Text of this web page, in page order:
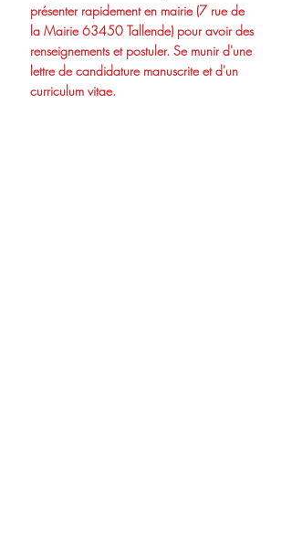
présenter rapidement en mairie (7 rue de
la Mairie 63450 Tallende) pour avoir des
renseignements et postuler. Se munir d'une
lettre de candidature manuscrite et d'un
curriculum vitae.